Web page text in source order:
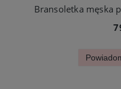
Bransoletka męska